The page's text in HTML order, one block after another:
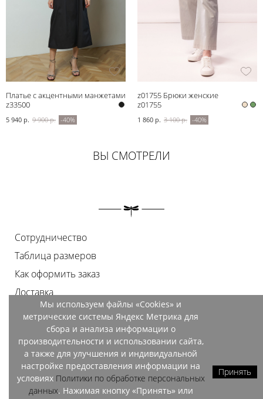
Платье с акцентными манжетами
z33500
5 940 р. 9 900 р. -40%
z01755 Брюки женские
z01755
1 860 р. 3 100 р. -40%
ВЫ СМОТРЕЛИ
Сотрудничество
Таблица размеров
Как оформить заказ
Доставка
Оплата
Возврат
Документы
Контакты
Магазины
Мы используем файлы «Cookies» и
метрические системы Яндекс Метрика для
сбора и анализа информации о
производительности и использовании сайта,
а также для улучшения и индивидуальной
настройке предоставления информации на
условиях Политики по обработке персональных
данных. Нажимая кнопку «Принять» или
Принять